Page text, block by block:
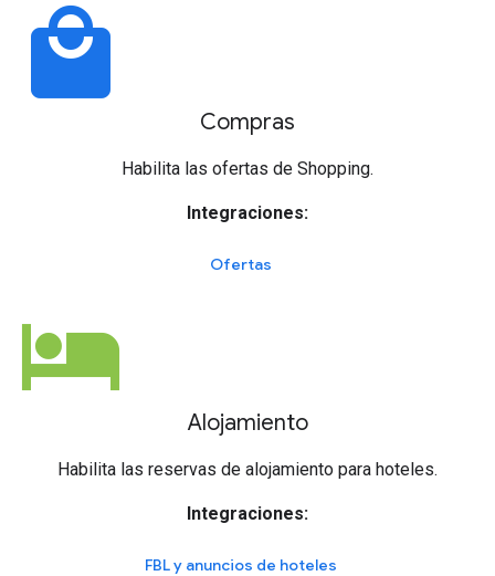
local_mall
Compras
Habilita las ofertas de Shopping.
Integraciones:
Ofertas
hotel
Alojamiento
Habilita las reservas de alojamiento para hoteles.
Integraciones:
FBL y anuncios de hoteles